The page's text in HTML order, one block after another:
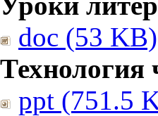
doc (53 KB)
Технология
ppt (751.5